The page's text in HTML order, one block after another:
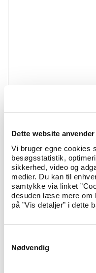
Dette website
Vi bruger egne cookies
besøgsstatistik,
sikkerhed, video og
medier. Du kan til
samtykke via linket
desuden læse mere om
på ”Vis detaljer” i dette
Nødvendig